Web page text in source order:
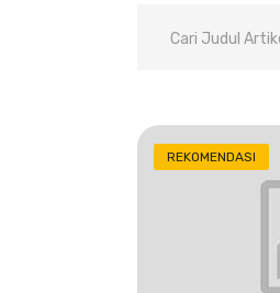
REKOMENDASI